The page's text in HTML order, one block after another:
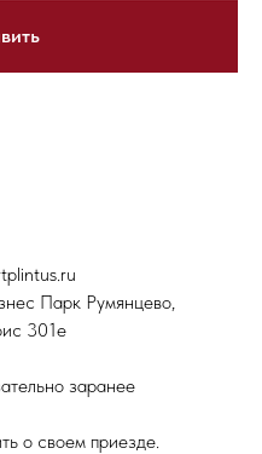
Парк Румянцево,
301е
заранее
о своем приезде.